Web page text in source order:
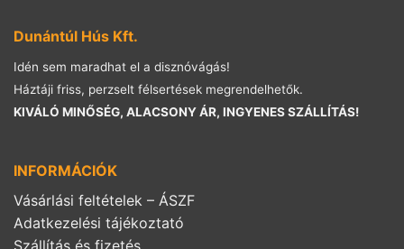
Dunántúl Hús Kft.
Idén sem maradhat el a disznóvágás!
Háztáji friss, perzselt félsertések megrendelhetők.
KIVÁLÓ MINŐSÉG, ALACSONY ÁR, INGYENES SZÁLLÍTÁS!
INFORMÁCIÓK
Vásárlási feltételek – ÁSZF
Adatkezelési tájékoztató
Szállítás és fizetés